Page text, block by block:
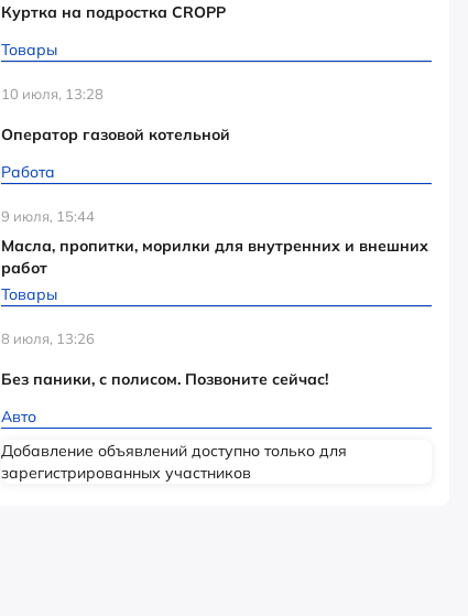
Куртка на подростка CROPP
Товары
10 июля, 13:28
Оператор газовой котельной
Работа
9 июля, 15:44
Масла, пропитки, морилки для внутренних и внешних
работ
Товары
8 июля, 13:26
Без паники, с полисом. Позвоните сейчас!
Авто
Добавление объявлений доступно только для
зарегистрированных участников